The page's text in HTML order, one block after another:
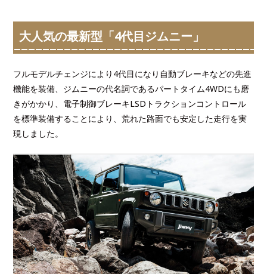
大人気の最新型「4代目ジムニー」
フルモデルチェンジにより4代目になり自動ブレーキなどの先進
機能を装備、ジムニーの代名詞であるパートタイム4WDにも磨
きがかかり、電子制御ブレーキLSDトラクションコントロール
を標準装備することにより、荒れた路面でも安定した走行を実
現しました。